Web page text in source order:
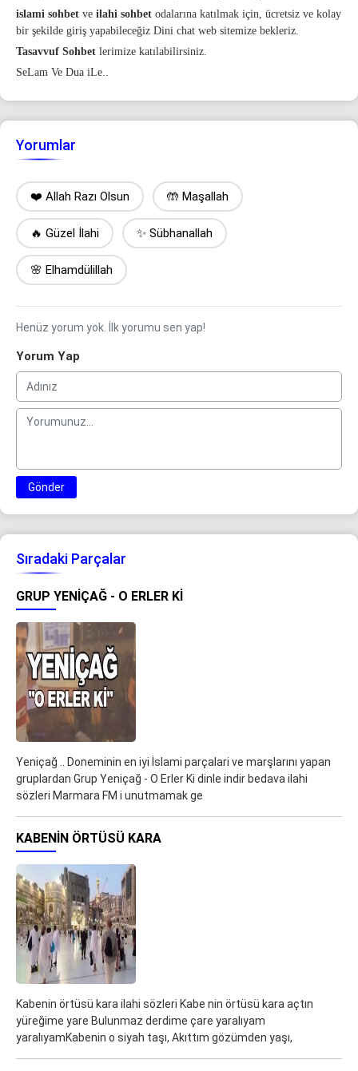
islami sohbet ve ilahi sohbet odalarına katılmak için, ücretsiz ve kolay
bir şekilde giriş yapabileceğiz Dini chat web sitemize bekleriz.
Tasavvuf Sohbet lerimize katılabilirsiniz.
SeLam Ve Dua iLe..
Yorumlar
❤️ Allah Razı Olsun 🤲 Maşallah
🔥 Güzel İlahi ✨ Sübhanallah
🌸 Elhamdülillah
Henüz yorum yok. İlk yorumu sen yap!
Yorum Yap
Gönder
Sıradaki Parçalar
GRUP YENIÇAĞ - O ERLER KI
Yeniçağ .. Doneminin en iyi İslami parçalari ve marşlarını yapan
gruplardan Grup Yeniçağ - O Erler Ki dinle indir bedava ilahi
sözleri Marmara FM i unutmamak ge
KABENIN ÖRTÜSÜ KARA
Kabenin örtüsü kara ilahi sözleri Kabe nin örtüsü kara açtın
yüreğime yare Bulunmaz derdime çare yaralıyam
yaralıyamKabenin o siyah taşı, Akıttım gözümden yaşı,